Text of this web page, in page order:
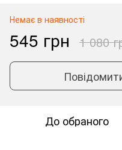
Немає в наявності
545 грн 1 080
До обраного